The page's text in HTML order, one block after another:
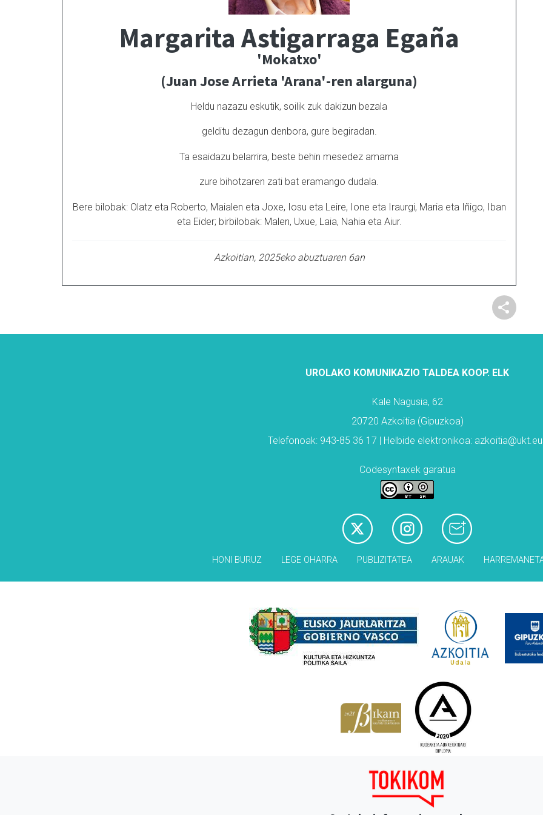
Margarita Astigarraga Egaña
'Mokatxo'
(Juan Jose Arrieta 'Arana'-ren alarguna)
Heldu nazazu eskutik, soilik zuk dakizun bezala
gelditu dezagun denbora, gure begiradan.
Ta esaidazu belarrira, beste behin mesedez amama
zure bihotzaren zati bat eramango dudala.
Bere bilobak: Olatz eta Roberto, Maialen eta Joxe, Iosu eta Leire, Ione eta Iraurgi, Maria eta Iñigo, Iban
eta Eider; birbilobak: Malen, Uxue, Laia, Nahia eta Aiur.
Azkoitian, 2025eko abuztuaren 6an
UROLAKO KOMUNIKAZIO TALDEA KOOP. ELK
Kale Nagusia, 62
20720 Azkoitia (Gipuzkoa)
Telefonoak: 943-85 36 17 | Helbide elektronikoa:
Codesyntaxek garatua
HONI BURUZ LEGE OHARRA PUBLIZITATEA ARAUAK